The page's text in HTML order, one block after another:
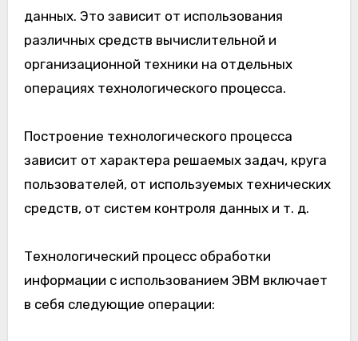
данных. Это зависит от использования
различных средств вычислительной и
организационной техники на отдельных
операциях технологического процесса.
Построение технологического процесса
зависит от характера решаемых задач, круга
пользователей, от используемых технических
средств, от систем контроля данных и т. д.
Технологический процесс обработки
информации с использованием ЭВМ включает
в себя следующие операции: